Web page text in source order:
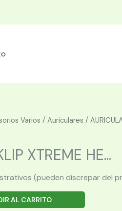
Varios / Auriculares /
XTREME HE...
(pueden discrepar del
AL CARRITO